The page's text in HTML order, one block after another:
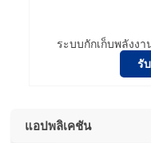
ระบบกักเก็บพลังง
รั
แอปพลิเคชัน